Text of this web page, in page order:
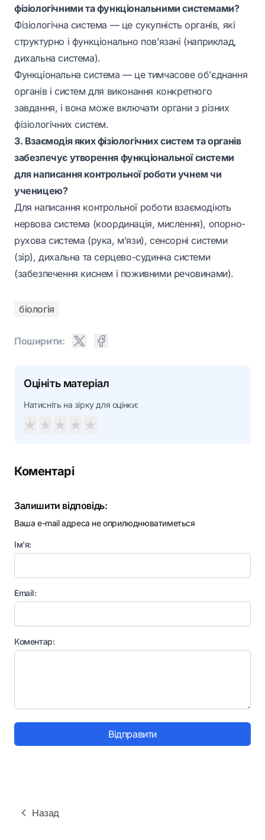
фізіологічними та функціональними системами?
Фізіологічна система — це сукупність органів, які
структурно і функціонально пов’язані (наприклад,
дихальна система).
Функціональна система — це тимчасове об’єднання
органів і систем для виконання конкретного
завдання, і вона може включати органи з різних
фізіологічних систем.
3. Взаємодія яких фізіологічних систем та органів
забезпечує утворення функціональної системи
для написання контрольної роботи учнем чи
ученицею?
Для написання контрольної роботи взаємодіють
нервова система (координація, мислення), опорно-
рухова система (рука, м’язи), сенсорні системи
(зір), дихальна та серцево-судинна системи
(забезпечення киснем і поживними речовинами).
біологія
Поширити:
Оцініть матеріал
Натисніть на зірку для оцінки:
★ ★ ★ ★ ★
Коментарі
Залишити відповідь:
Ваша e-mail адреса не оприлюднюватиметься
Ім'я:
Email:
Коментар:
Відправити
Назад